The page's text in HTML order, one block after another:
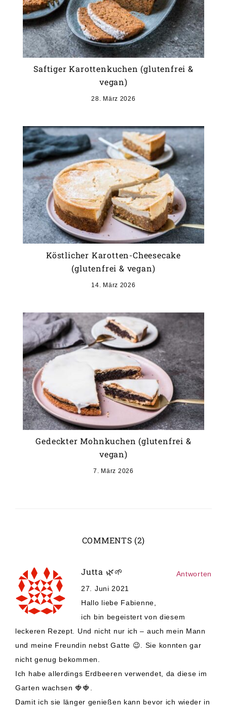
Saftiger Karottenkuchen (glutenfrei &
vegan)
28. März 2026
Köstlicher Karotten-Cheesecake
(glutenfrei & vegan)
14. März 2026
Gedeckter Mohnkuchen (glutenfrei &
vegan)
7. März 2026
COMMENTS (2)
Jutta 🌿🌱
27. Juni 2021
Hallo liebe Fabienne,
ich bin begeistert von diesem
leckeren Rezept. Und nicht nur ich – auch mein Mann
und meine Freundin nebst Gatte 😉. Sie konnten gar
nicht genug bekommen.
Ich habe allerdings Erdbeeren verwendet, da diese im
Garten wachsen 🍓🍓.
Damit ich sie länger genießen kann bevor ich wieder in
Antworten